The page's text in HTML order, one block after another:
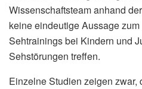
Wissenschaftsteam anhand
keine eindeutige Aussage
Sehtrainings bei Kindern und
Sehstörungen treffen.
Einzelne Studien zeigen zwar,